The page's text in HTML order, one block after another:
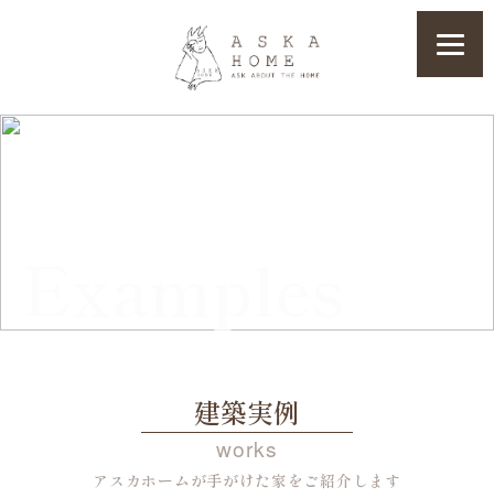
建築実例
works
アスカホームが手がけた家をご紹介します